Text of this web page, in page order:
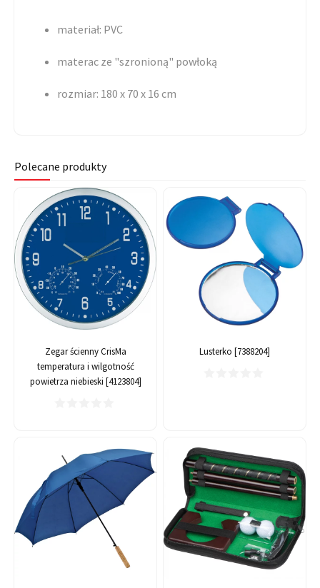
materiał: PVC
materac ze "szronioną" powłoką
rozmiar: 180 x 70 x 16 cm
Polecane produkty
Zegar ścienny CrisMa
temperatura i wilgotność
powietrza niebieski [4123804]
Lusterko [7388204]